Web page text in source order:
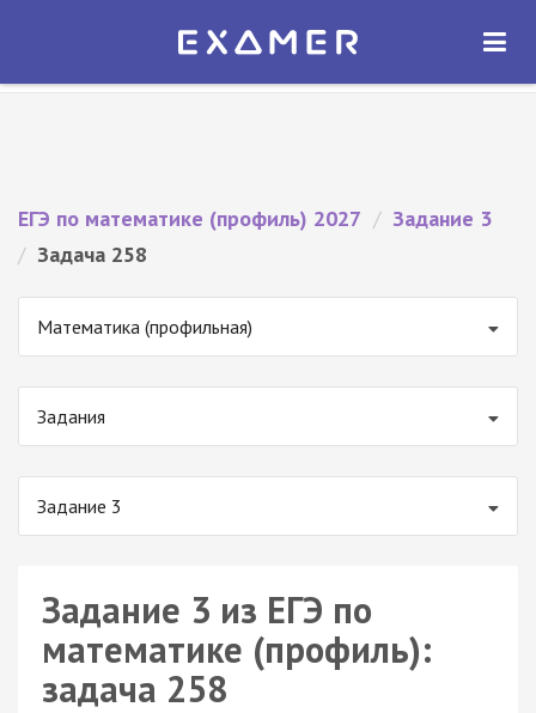
Экзамер — ЕГЭ 2027
ОТКРЫТЬ
ЕГЭ по математике (профиль) 2027 / Задание 3
/ Задача 258
Математика (профильная)
Задания
Задание 3
Задание 3 из ЕГЭ по
математике (профиль):
задача 258